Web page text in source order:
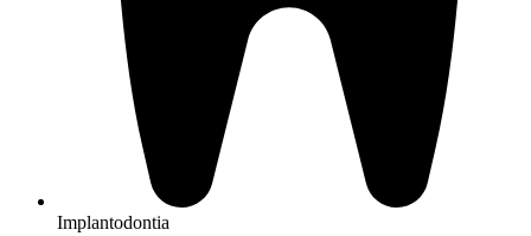
Implantodontia